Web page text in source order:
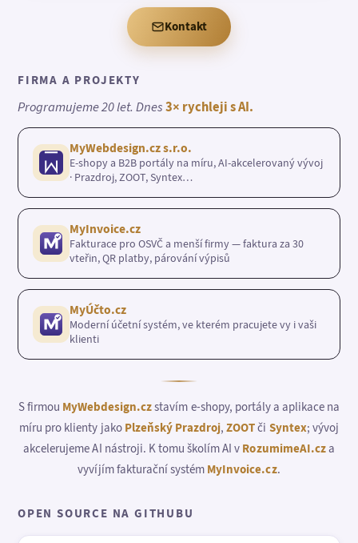
Kontakt
FIRMA A PROJEKTY
Programujeme 20 let. Dnes3× rychleji s AI.
MyWebdesign.cz s.r.o.
E-shopy a B2B portály na míru, AI-akcelerovaný vývoj
· Prazdroj, ZOOT, Syntex…
MyInvoice.cz
Fakturace pro OSVČ a menší firmy — faktura za 30
vteřin, QR platby, párování výpisů
MyÚčto.cz
Moderní účetní systém, ve kterém pracujete vy i vaši
klienti
S firmou MyWebdesign.czstavím e-shopy, portály a aplikace na
míru pro klienty jako Plzeňský Prazdroj,ZOOTči Syntex; vývoj
akcelerujeme AI nástroji. K tomu školím AI v RozumimeAI.cza
vyvíjím fakturační systém MyInvoice.cz.
OPEN SOURCE NA GITHUBU